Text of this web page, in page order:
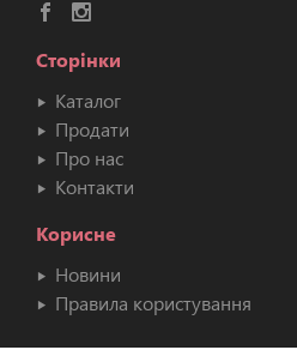
Сторінки
Каталог
Продати
Про нас
Контакти
Корисне
Новини
Правила користування